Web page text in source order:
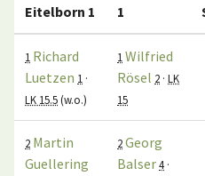
Eitelborn 1
1
1 Richard
Luetzen 1 ·
LK 15.5(w.o.)
1 Wilfried
Rösel 2 · LK
15
2 Martin
Guellering
2Georg
Balser4 ·